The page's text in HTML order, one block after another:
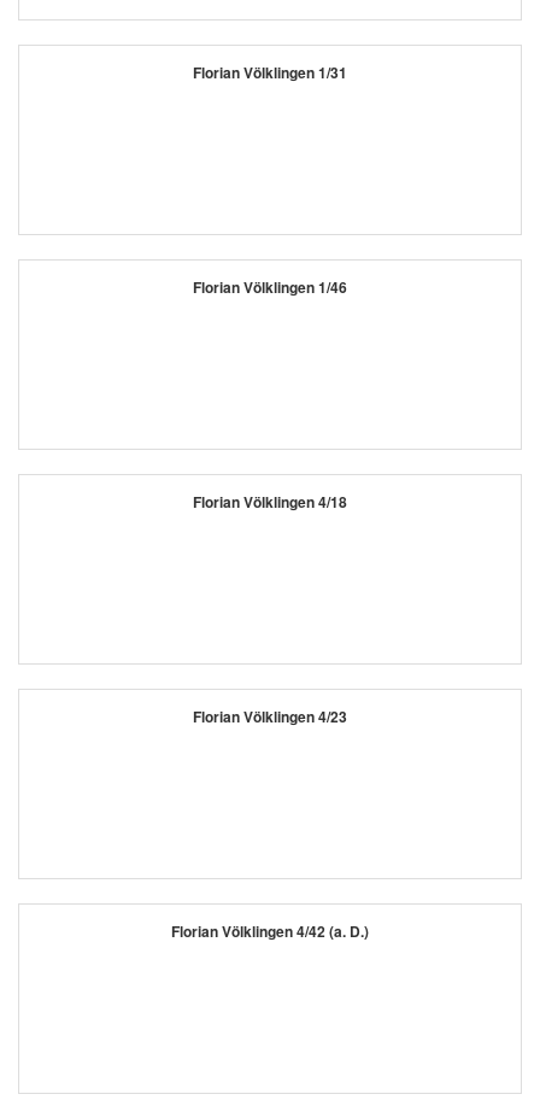
Florian Völklingen 1/31
Florian Völklingen 1/46
Florian Völklingen 4/18
Florian Völklingen 4/23
Florian Völklingen 4/42 (a. D.)